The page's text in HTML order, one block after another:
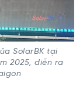
SolarBK tại
2025, diễn ra